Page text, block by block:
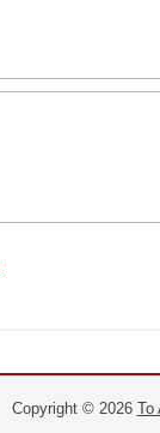
Copyright © 2026 Το